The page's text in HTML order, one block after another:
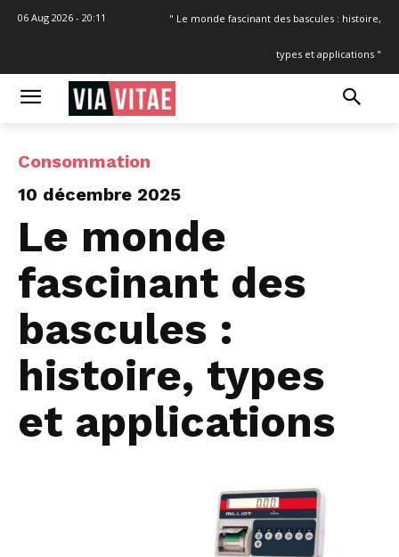
06 Aug 2026 - 20:11 " Le monde fascinant des bascules : histoire,
types et applications "
Consommation
10 décembre 2025
Le monde
fascinant des
bascules :
histoire, types
et applications